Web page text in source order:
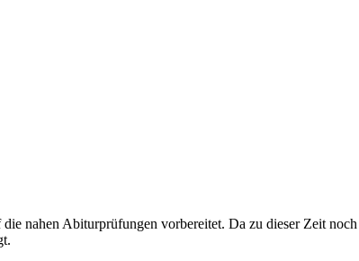
nahen Abiturprüfungen vorbereitet. Da zu dieser Zeit